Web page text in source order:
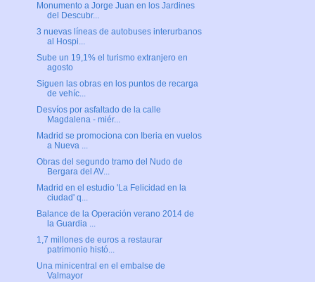
Monumento a Jorge Juan en los Jardines
del Descubr...
3 nuevas líneas de autobuses interurbanos
al Hospi...
Sube un 19,1% el turismo extranjero en
agosto
Siguen las obras en los puntos de recarga
de vehíc...
Desvíos por asfaltado de la calle
Magdalena - miér...
Madrid se promociona con Iberia en vuelos
a Nueva ...
Obras del segundo tramo del Nudo de
Bergara del AV...
Madrid en el estudio 'La Felicidad en la
ciudad' q...
Balance de la Operación verano 2014 de
la Guardia ...
1,7 millones de euros a restaurar
patrimonio histó...
Una minicentral en el embalse de
Valmayor